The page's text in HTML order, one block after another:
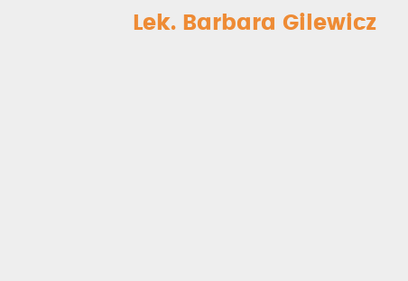
Lek. Barbara Gilewicz